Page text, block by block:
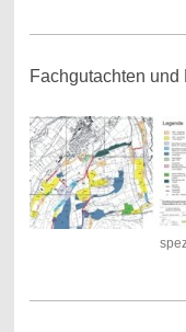
Fachgutachten